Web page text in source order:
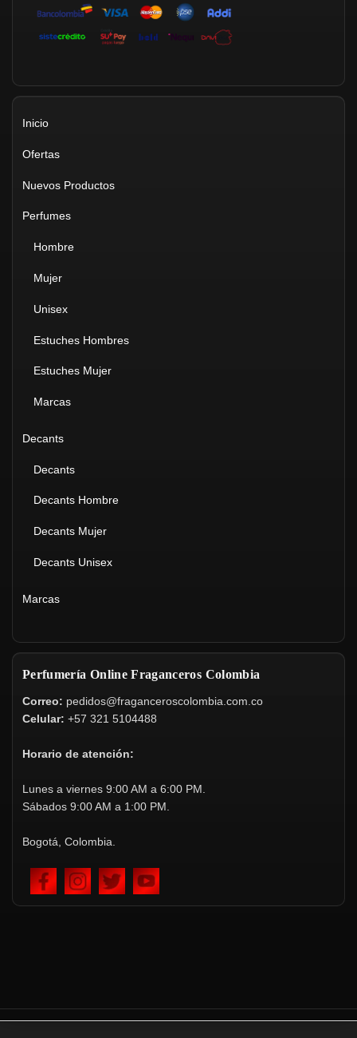
Inicio
Ofertas
Nuevos Productos
Perfumes
Hombre
Mujer
Unisex
Estuches Hombres
Estuches Mujer
Marcas
Decants
Decants
Decants Hombre
Decants Mujer
Decants Unisex
Marcas
Perfumería Online Fraganceros Colombia
Correo: pedidos@fraganceroscolombia.com.co
Celular: +57 321 5104488
Horario de atención:
Lunes a viernes 9:00 AM a 6:00 PM.
Sábados 9:00 AM a 1:00 PM.
Bogotá, Colombia.